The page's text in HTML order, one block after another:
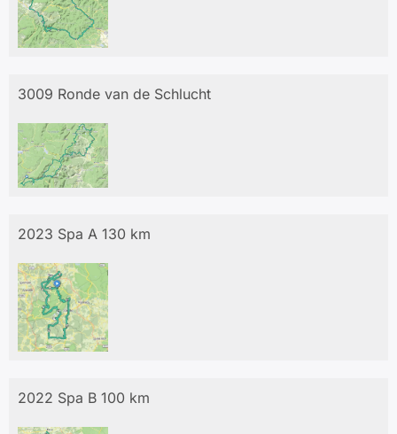
3009 Ronde van de Schlucht
2023 Spa A 130 km
2022 Spa B 100 km